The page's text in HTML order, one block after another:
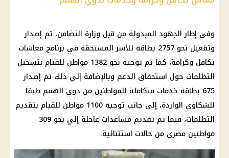
وفي إطار الجهود المبذولة من قبل وزارة التضامن، تم إصدار
وتفعيل نحو 2757 بطاقة للأسر المستحقة في برنامج
معاشات
تكافل وكرامة
، كما تم توجيه نحو 1382 مواطن للقيام بتسجيل
التظلمات حول استحقاق الدعم وبالإضافة إلي ذلك تم إصدار
675 بطاقة خدمات متكاملة للمواطنين من
ذوي الهمم طبقا
للشكاوى الواردة، إلى جانب توجيه 1100 مواطن للقيام بتقديم
التظلمات، فيما تم تقديم مساعدات عاجلة إلي نحو 309
مواطنين مصري من حالات استثنائية.